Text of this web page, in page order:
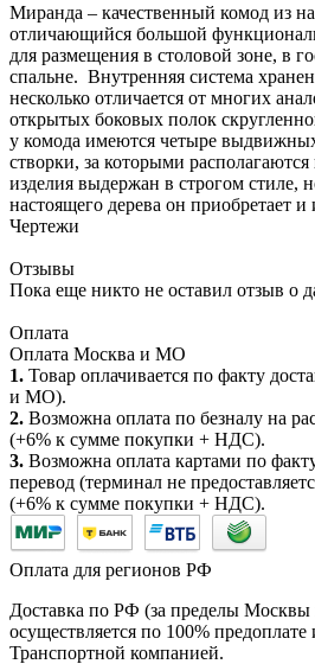
Миранда – качественный комод из
отличающийся большой
для размещения в столовой зоне, в
спальне. Внутренняя система
несколько отличается от многих
открытых боковых полок
у комода имеются четыре
створки, за которыми
изделия выдержан в строгом стиле,
настоящего дерева он приобретает
Чертежи
Отзывы
Пока еще никто не оставил отзыв о
Оплата
Оплата Москва и МО
1. Товар оплачивается по факту
и МО).
2. Возможна оплата по безналу на
(+6% к сумме покупки + НДС).
3. Возможна оплата картами по
перевод (терминал не
(+6% к сумме покупки + НДС).
Оплата для регионов РФ
Доставка по РФ (за пределы Москвы
осуществляется по 100% предоплате
Транспортной компанией.